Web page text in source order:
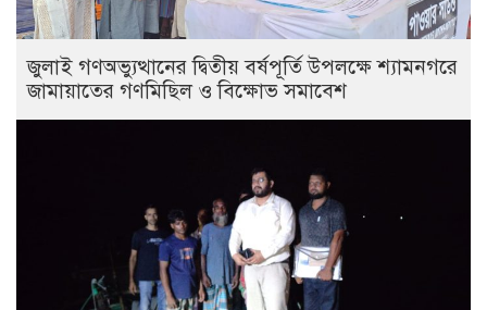
জুলাই গণঅভ্যুত্থানের দ্বিতীয় বর্ষপূর্তি উপলক্ষে শ্যামনগরে
জামায়াতের গণমিছিল ও বিক্ষোভ সমাবেশ